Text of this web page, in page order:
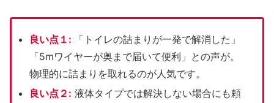
良い点 １:
「トイレの詰まりが一発で解消した」
「5mワイヤーが奥まで届いて便利」との声が。
物理的に詰まりを取れるのが人気です。
良い点２: 液体タイプでは解決しない場合にも頼